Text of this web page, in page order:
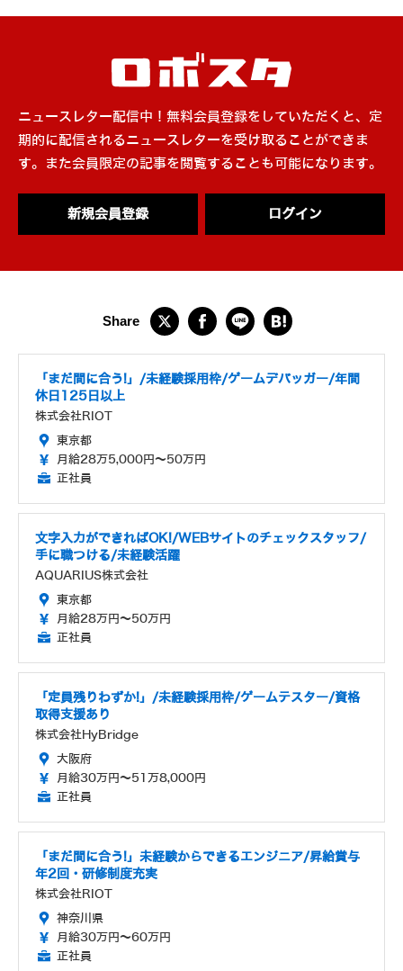
ニュースレター配信中！無料会員登録をしていただくと、定
期的に配信されるニュースレターを受け取ることができま
す。また会員限定の記事を閲覧することも可能になります。
新規会員登録 ログイン
「まだ間に合う!」/未経験採用枠/ゲームデバッガー/年間
休日125日以上
株式会社RIOT
東京都
月給28万5,000円～50万円
正社員
文字入力ができればOK!/WEBサイトのチェックスタッフ/
手に職つける/未経験活躍
AQUARIUS株式会社
東京都
月給28万円～50万円
正社員
「定員残りわずか!」/未経験採用枠/ゲームテスター/資格
取得支援あり
株式会社HyBridge
大阪府
月給30万円～51万8,000円
正社員
「まだ間に合う!」未経験からできるエンジニア/昇給賞与
年2回・研修制度充実
株式会社RIOT
神奈川県
月給30万円～60万円
正社員